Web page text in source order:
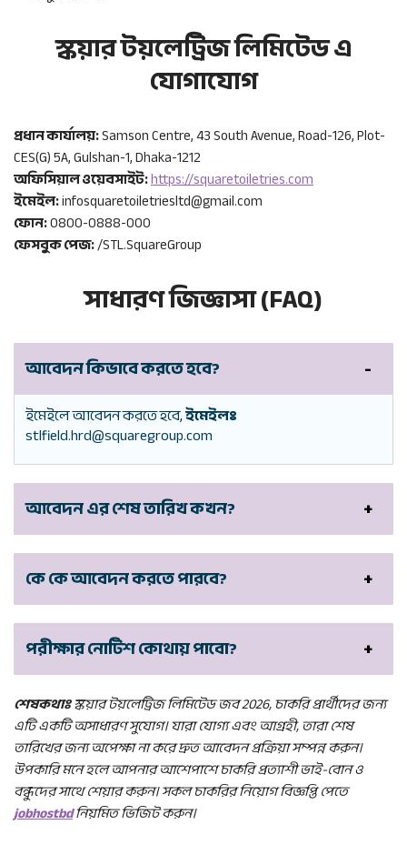
স্কয়ার টয়লেট্রিজ লিমিটেড এ
যোগাযোগ
প্রধান কার্যালয়:Samson Centre, 43 South Avenue, Road-126, Plot-
CES(G) 5A, Gulshan-1, Dhaka-1212
অফিসিয়াল ওয়েবসাইট:https://squaretoiletries.com
ইমেইল:infosquaretoiletriesltd@gmail.com
ফোন:0800-0888-000
ফেসবুক পেজ:/STL.SquareGroup
সাধারণ জিজ্ঞাসা (FAQ)
আবেদন কিভাবে করতে হবে?
ইমেইলে আবেদন করতে হবে,ইমেইলঃ
stlfield.hrd@squaregroup.com
আবেদনএর শেষতারিখ কখন?
কে কেআবেদনকরতেপারবে?
পরীক্ষার নোটিশ কোথায় পাবো?
শেষকথাঃস্কয়ার টয়লেট্রিজ লিমিটেড জব 2026, চাকরি প্রার্থীদের জন্য
এটি একটি অসাধারণ সুযোগ। যারা যোগ্য এবং আগ্রহী, তারা শেষ
তারিখের জন্য অপেক্ষা না করে দ্রুত আবেদন প্রক্রিয়া সম্পন্ন করুন।
উপকারি মনে হলে আপনার আশেপাশে চাকরি প্রত্যাশী ভাই-বোন ও
বন্ধুদের সাথে শেয়ার করুন। সকল চাকরির নিয়োগ বিজ্ঞপ্তি পেতে
jobhostbdনিয়মিত ভিজিট করুন।